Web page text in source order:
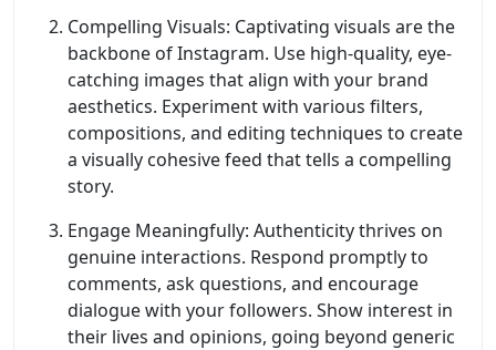
Compelling Visuals: Captivating visuals are the
backbone of Instagram. Use high-quality, eye-
catching images that align with your brand
aesthetics. Experiment with various filters,
compositions, and editing techniques to create
a visually cohesive feed that tells a compelling
story.
Engage Meaningfully: Authenticity thrives on
genuine interactions. Respond promptly to
comments, ask questions, and encourage
dialogue with your followers. Show interest in
their lives and opinions, going beyond generic